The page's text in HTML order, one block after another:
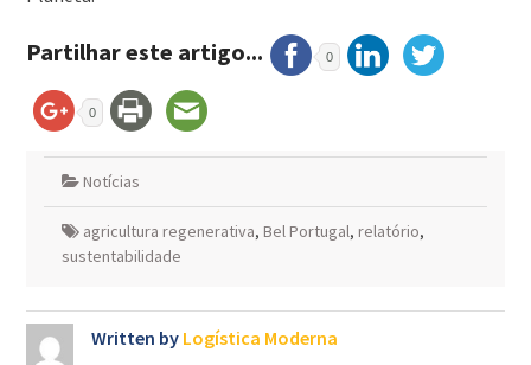
Partilhar este artigo... 0
0
Notícias
agricultura regenerativa, Bel Portugal, relatório,
sustentabilidade
Written by Logística Moderna